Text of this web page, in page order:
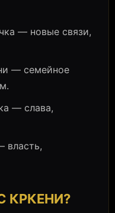
— новые связи,
— семейное
— слава,
власть,
КРКЕНИ?